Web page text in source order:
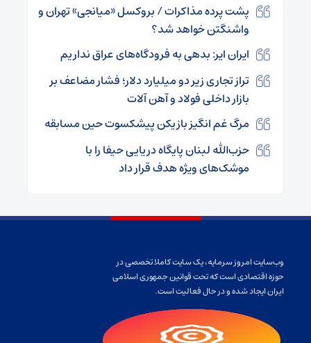
پشت پرده مذاکرات / بروکسل «میانجی» تهران و
واشنگتن خواهد شد؟
ایران ایر: بدهی به فرودگاه‌های عراق نداریم
تراز تجاری زیر دو میلیارد دلار؛ فشار مضاعف بر
بازار داخلی فولاد و آهن‌ آلات
مرگ غم انگیز بازیکن پیشکسوت حین مسابقه
حزب‌الله لبنان پایگاه دریایی حیفا را با
موشک‌های ویژه هدف قرار داد
وب‌سایت امروز سرمایه، یک سایت کاملا تخصصی در
حوزه اقتصادی است که تحت قوانین جمهوری اسلامی
ایران ایجاد شده و در حال فعالیت است.